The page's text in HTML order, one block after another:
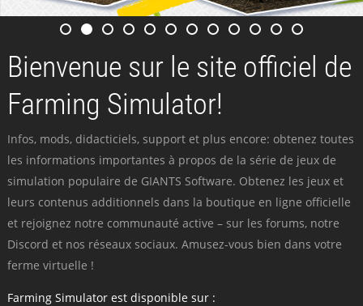
Bienvenue sur le site officiel de
Farming Simulator!
Infos, mods, didacticiels, support et plus encore: obtenez toutes
les informations importantes à propos de la série de jeux de
simulation populaire de GIANTS Software. Obtenez les jeux et
leurs contenus additionnels dans la boutique en ligne officielle
et rejoignez notre communauté active – sur les forums, notre
Discord et nos réseaux sociaux. Amusez-vous bien dans votre
ferme virtuelle !
Farming Simulator est disponible sur :